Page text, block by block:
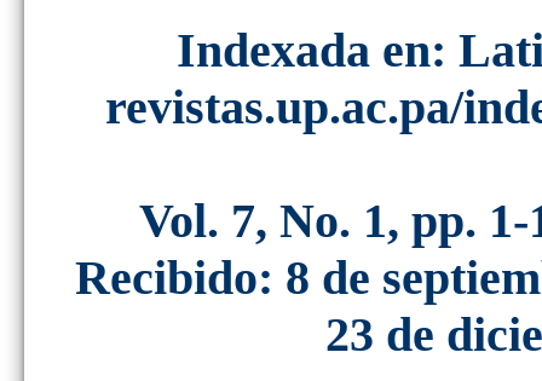
Indexada en:
revistas.up.ac.pa/
Vol. 7, No. 1, pp.
Recibido: 8 de
23 de